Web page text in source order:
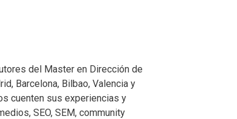
del Master en Dirección de
Barcelona, Bilbao, Valencia y
cuenten sus experiencias y
SEO, SEM, community